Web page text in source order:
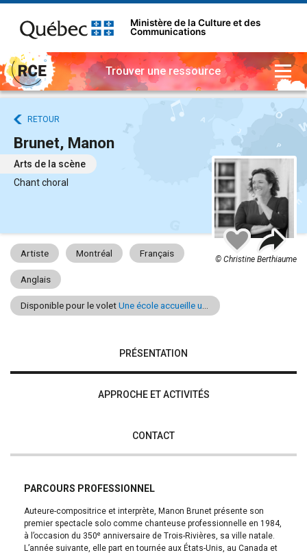
Ministère de la Culture et des
Communications
Trouver une ressource
RETOUR
Brunet, Manon
Arts de la scène
Chant choral
Ajouter
mes
© Christine Berthiaume
Artiste Montréal Français
Anglais
Disponible pour le voletUne école accueille un artiste
PRÉSENTATION
APPROCHE ET ACTIVITÉS
CONTACT
PARCOURS PROFESSIONNEL
Auteure-compositrice et interprète, Manon Brunet présente son
premier spectacle solo comme chanteuse professionnelle en 1984,
à l’occasion du 350e anniversaire de Trois-Rivières, sa ville natale.
L’année suivante, elle part en tournée aux États-Unis, au Canada et